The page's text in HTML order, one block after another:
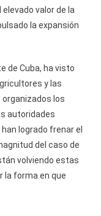
valor de la
la expansión
de Cuba, ha visto
y las
los
autoridades
logrado frenar el
del caso de
volviendo estas
la forma en que